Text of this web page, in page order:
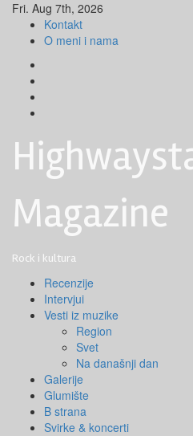
Skip
content
Fri. Aug 7th, 2026
Kontakt
O meni i nama
Magazine
Rock i kultura
Primary
Menu
Recenzije
Intervjui
Vesti iz muzike
Region
Svet
Na današnji dan
Galerije
Glumište
B strana
Svirke & koncerti